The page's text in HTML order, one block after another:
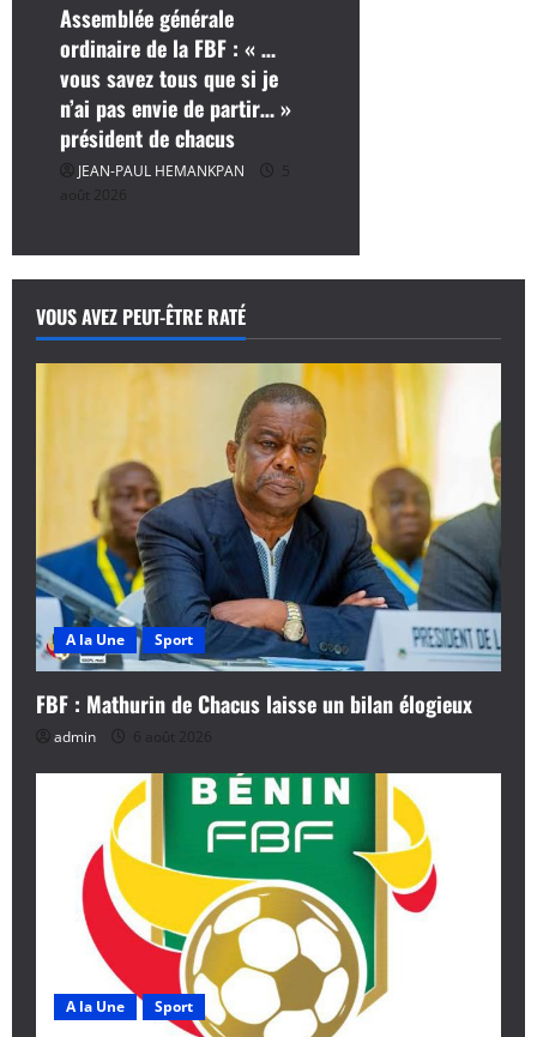
Assemblée générale
ordinaire de la FBF : « …
vous savez tous que si je
n’ai pas envie de partir… »
président de chacus
JEAN-PAUL HEMANKPAN
5
août 2026
VOUS AVEZ PEUT-ÊTRE RATÉ
A la Une Sport
FBF : Mathurin de Chacus laisse un bilan élogieux
admin 6 août 2026
A la Une Sport